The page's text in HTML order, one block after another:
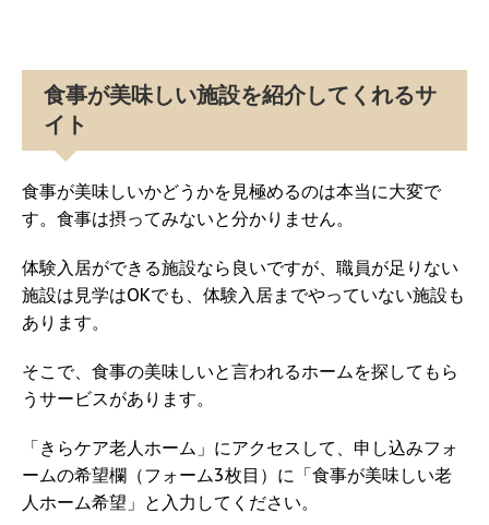
食事が美味しい施設を紹介してくれるサ
イト
食事が美味しいかどうかを見極めるのは本当に大変で
す。食事は摂ってみないと分かりません。
体験入居ができる施設なら良いですが、職員が足りない
施設は見学はOKでも、体験入居までやっていない施設も
あります。
そこで、食事の美味しいと言われるホームを探してもら
うサービスがあります。
「きらケア老人ホーム」にアクセスして、申し込みフォ
ームの希望欄（フォーム3枚目）に「食事が美味しい老
人ホーム希望」と入力してください。